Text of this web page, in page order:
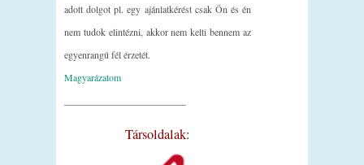
adott dolgot pl. egy ajánlatkérést csak Ön és én
nem tudok elintézni, akkor nem kelti bennem az
egyenrangú fél érzetét.
Magyarázatom
Társoldalak: